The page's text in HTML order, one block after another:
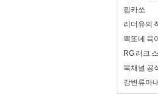
핍카쏘
리더유의
뽁또네 육
RG 러크
북채널 공
강변류마